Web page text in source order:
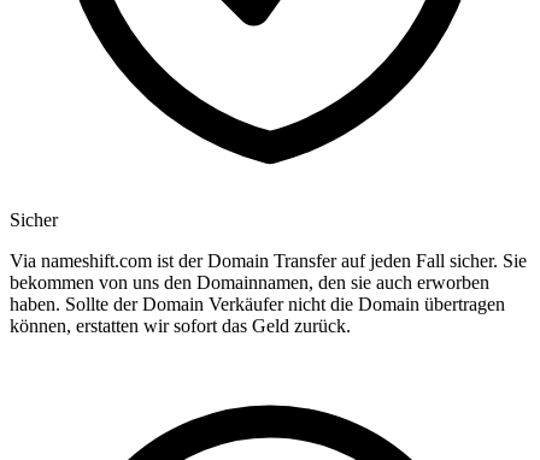
Sicher
Via nameshift.com ist der Domain Transfer auf jeden Fall sicher. Sie
bekommen von uns den Domainnamen, den sie auch erworben
haben. Sollte der Domain Verkäufer nicht die Domain übertragen
können, erstatten wir sofort das Geld zurück.